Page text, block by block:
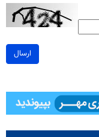
ارسال